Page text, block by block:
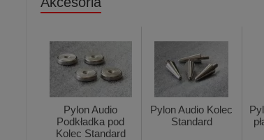
Pylon Audio
Podkładka pod
Kolec Standard
Pylon Audio Kolec
Standard